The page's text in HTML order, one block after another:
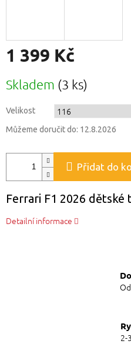
1 399 Kč
cena:
Skladem (3 ks)
Velikost
Můžeme doručit do: 12.8.2026
Přidat do
Ferrari F1 2026
Detailní informace
2-